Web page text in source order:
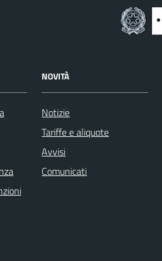
NOVITÀ
Notizie
Tariffe e aliquote
Avvisi
Comunicati